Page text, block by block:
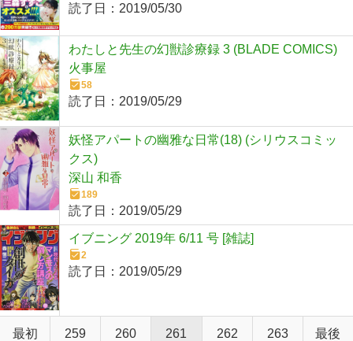
読了日： 2019/05/30
わたしと先生の幻獣診療録 3 (BLADE COMICS)
火事屋
58
読了日： 2019/05/29
妖怪アパートの幽雅な日常(18) (シリウスコミッ
クス)
深山 和香
189
読了日： 2019/05/29
イブニング 2019年 6/11 号 [雑誌]
2
読了日： 2019/05/29
最初 259 260 261 262 263 最後